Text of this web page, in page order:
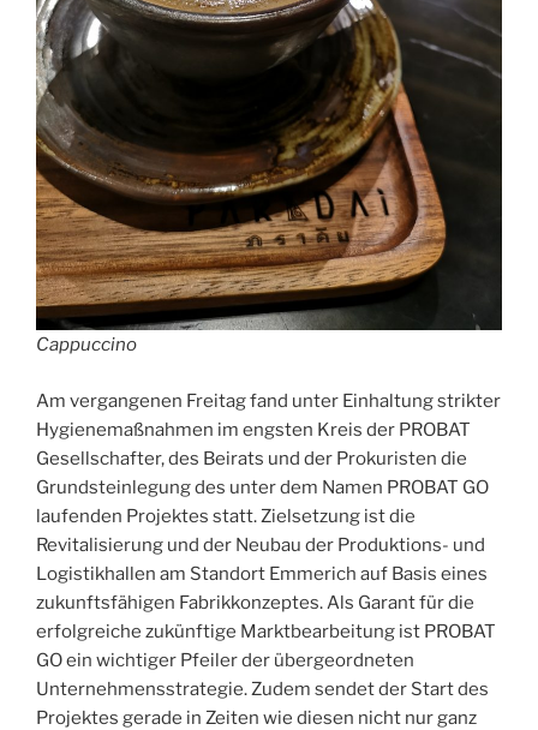
Cappuccino
Am vergangenen Freitag fand unter Einhaltung strikter
Hygienemaßnahmen im engsten Kreis der PROBAT
Gesellschafter, des Beirats und der Prokuristen die
Grundsteinlegung des unter dem Namen PROBAT GO
laufenden Projektes statt. Zielsetzung ist die
Revitalisierung und der Neubau der Produktions- und
Logistikhallen am Standort Emmerich auf Basis eines
zukunftsfähigen Fabrikkonzeptes. Als Garant für die
erfolgreiche zukünftige Marktbearbeitung ist PROBAT
GO ein wichtiger Pfeiler der übergeordneten
Unternehmensstrategie. Zudem sendet der Start des
Projektes gerade in Zeiten wie diesen nicht nur ganz